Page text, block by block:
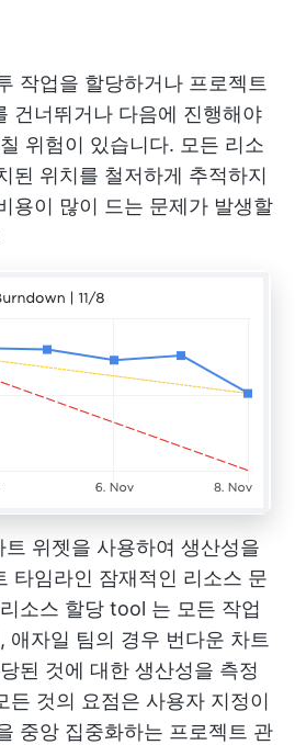
작업을 할당하거나 프로젝트
건너뛰거나 다음에 진행해야
위험이 있습니다. 모든 리소
된 위치를 철저하게 추적하지
용이 많이 드는 문제가 발생할
위젯을 사용하여 생산성을
타임라인 잠재적인 리소스 문
리소스 할당 tool 는 모든 작업
애자일 팀의 경우 번다운 차트
된 것에 대한 생산성을 측정
든 것의 요점은 사용자 지정이
중앙 집중화하는 프로젝트 관